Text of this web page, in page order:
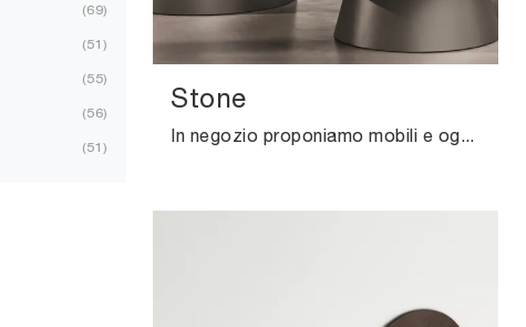
69
51
55
56
51
Stone